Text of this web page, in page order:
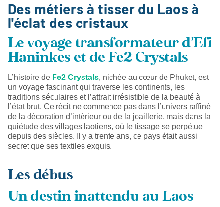
Des métiers à tisser du Laos à
l'éclat des cristaux
Le voyage transformateur d'Efi
Haninkes et de Fe2 Crystals
L’histoire de Fe2 Crystals, nichée au cœur de Phuket, est
un voyage fascinant qui traverse les continents, les
traditions séculaires et l’attrait irrésistible de la beauté à
l’état brut. Ce récit ne commence pas dans l’univers raffiné
de la décoration d’intérieur ou de la joaillerie, mais dans la
quiétude des villages laotiens, où le tissage se perpétue
depuis des siècles. Il y a trente ans, ce pays était aussi
secret que ses textiles exquis.
Les débus
Un destin inattendu au Laos